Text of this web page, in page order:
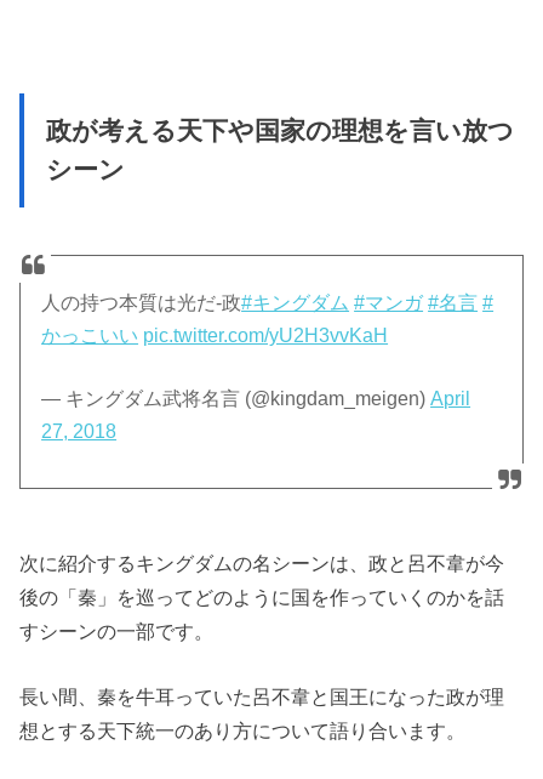
政が考える天下や国家の理想を言い放つ
シーン
人の持つ本質は光だ-政#キングダム #マンガ #名言 #
かっこいい pic.twitter.com/yU2H3vvKaH
— キングダム武将名言 (@kingdam_meigen)April
27, 2018
次に紹介するキングダムの名シーンは、政と呂不韋が今
後の「秦」を巡ってどのように国を作っていくのかを話
すシーンの一部です。
長い間、秦を牛耳っていた呂不韋と国王になった政が理
想とする天下統一のあり方について語り合います。